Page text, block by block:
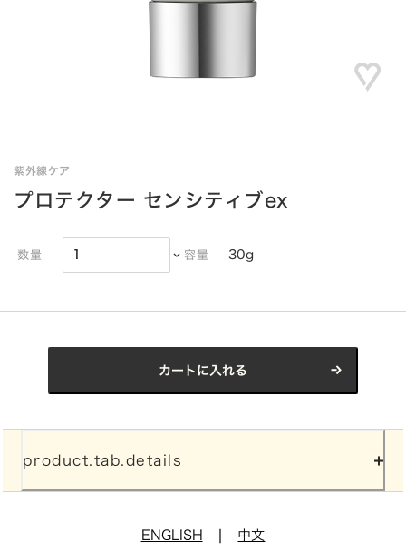
紫外線ケア
プロテクター センシティブex
数量 容量 30g
カートに入れる
product.tab.details
ENGLISH 中文